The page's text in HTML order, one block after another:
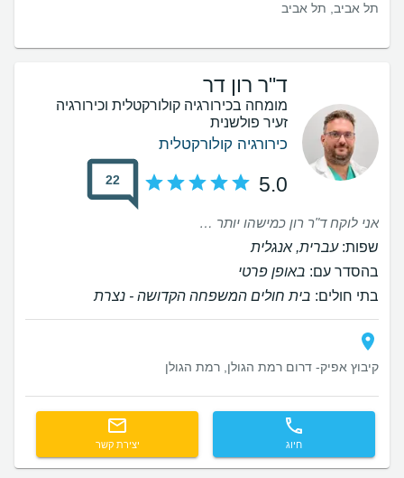
תל אביב, תל אביב
ד"ר רון דר
מומחה בכירורגיה קולורקטלית וכירורגיה
זעיר פולשנית
כירורגיה קולורקטלית
5.0
22
אני לוקח ד"ר רון כמישהו יותר קרוב מסתם רופא. תמיד מוכן לענות לשאלות ולהרגחע אותי
שפות:עברית, אנגלית
בהסדר עם: באופן פרטי
בתי חולים: בית חולים המשפחה הקדושה - נצרת
קיבוץ אפיק- דרום רמת הגולן, רמת הגולן
חיוג יצירת קשר